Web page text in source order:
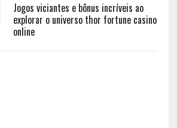
Jogos viciantes e bônus incríveis ao
explorar o universo thor fortune casino
online